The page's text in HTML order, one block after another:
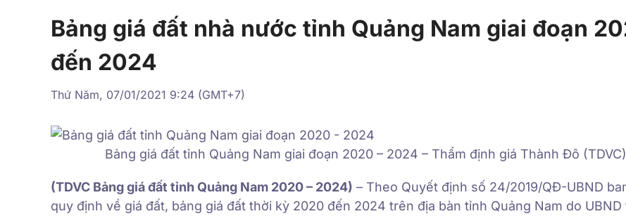
Bảng giá đất nhà nước tỉnh Quảng Nam giai đoạn
đến 2024
Thứ Năm, 07/01/2021 9:24 (GMT+7)
Bảng giá đất tỉnh Quảng Nam giai đoạn 2020 – 2024 – Thẩm định giá Thành Đô (TDVC)
(TDVC Bảng giá đất tỉnh Quảng Nam 2020 – 2024) – Theo Quyết định số 24/2019/QĐ-UBND
quy định về giá đất, bảng giá đất thời kỳ 2020 đến 2024 trên địa bàn tỉnh Quảng Nam do UBND